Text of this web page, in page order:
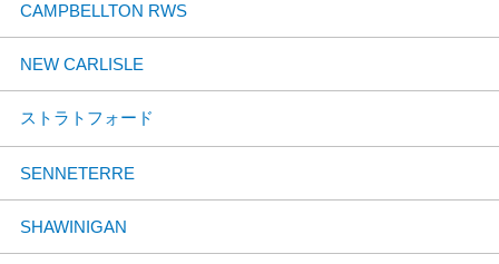
CAMPBELLTON RWS
NEW CARLISLE
ストラトフォード
SENNETERRE
SHAWINIGAN